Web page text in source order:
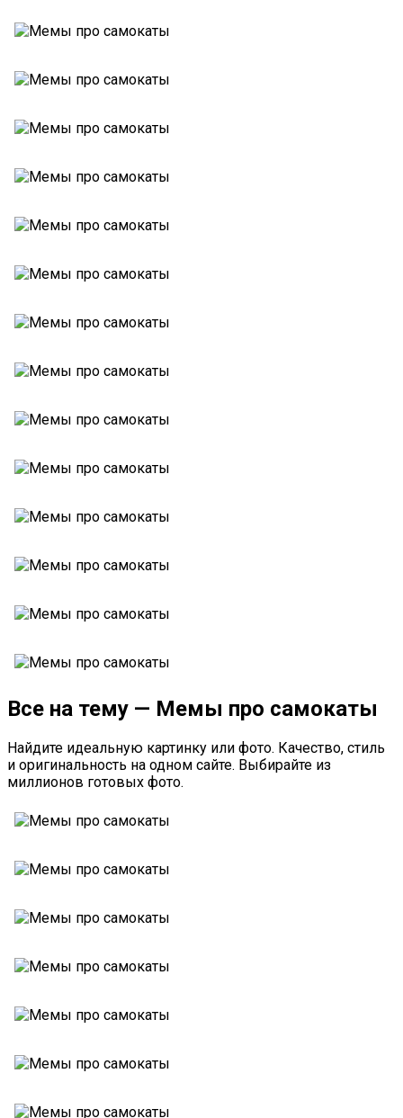
Все на тему — Мемы про самокаты
Найдите идеальную картинку или фото. Качество, стиль
и оригинальность на одном сайте. Выбирайте из
миллионов готовых фото.